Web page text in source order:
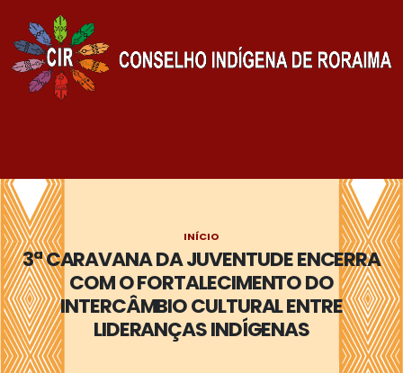
3ª CARAVANA DA JUVENTUDE ENCERRA
COM O FORTALECIMENTO DO
INTERCÂMBIO CULTURAL ENTRE
LIDERANÇAS INDÍGENAS
INÍCIO